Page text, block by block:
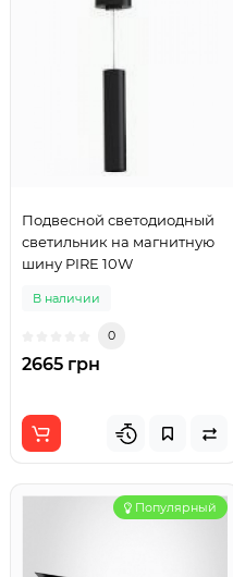
Подвесной светодиодный
светильник на магнитную
шину PIRE 10W
В наличии
0
2665 грн
Популярный